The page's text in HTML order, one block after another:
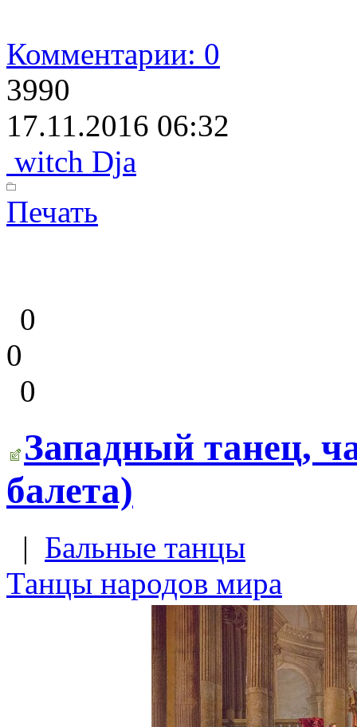
Комментарии: 0
3990
17.11.2016 06:32
witch Dja
Печать
0
0
0
Западный танец,
балета)
| Бальные танцы
Танцы народов мира